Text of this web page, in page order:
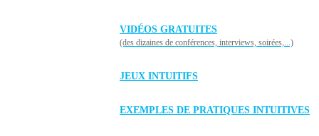
VIDÉOS GRATUITES
(des dizaines de conférences, interviews, soirées,...)
JEUX INTUITIFS
EXEMPLES DE PRATIQUES INTUITIVES